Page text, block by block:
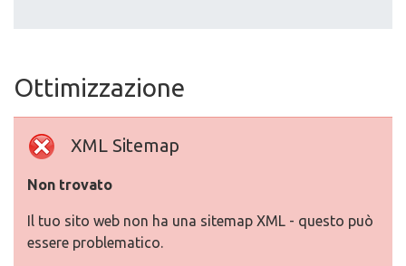
Ottimizzazione
XML Sitemap
Non trovato
Il tuo sito web non ha una sitemap XML - questo può
essere problematico.